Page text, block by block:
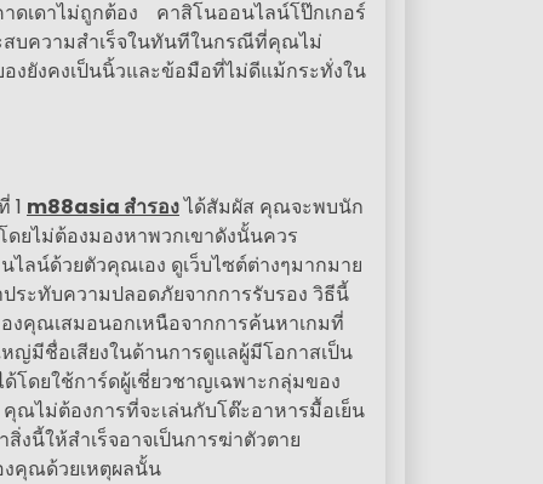
ดเดาไม่ถูกต้อง คาสิโนออนไลน์โป๊กเกอร์
สบความสำเร็จในทันทีในกรณีที่คุณไม่
ยังคงเป็นนิ้วและข้อมือที่ไม่ดีแม้กระทั่งใน
1 m88asia สำรองได้สัมผัส คุณจะพบนัก
ยไม่ต้องมองหาพวกเขาดังนั้นควร
ลน์ด้วยตัวคุณเอง ดูเว็บไซต์ต่างๆมากมาย
ระทับความปลอดภัยจากการรับรอง วิธีนี้
งคุณเสมอนอกเหนือจากการค้นหาเกมที่
ญ่มีชื่อเสียงในด้านการดูแลผู้มีโอกาสเป็น
โดยใช้การ์ดผู้เชี่ยวชาญเฉพาะกลุ่มของ
ณไม่ต้องการที่จะเล่นกับโต๊ะอาหารมื้อเย็น
นี้ให้สำเร็จอาจเป็นการฆ่าตัวตาย
งคุณด้วยเหตุผลนั้น